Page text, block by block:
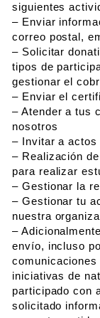
siguientes
– Enviar
correo postal,
– Solicitar
tipos de
gestionar el
– Enviar el
– Atender a tus
nosotros
– Invitar a actos
– Realización
para realizar
– Gestionar la
– Gestionar tu
nuestra
–
envío, incluso
iniciativas de
participado con
solicitado